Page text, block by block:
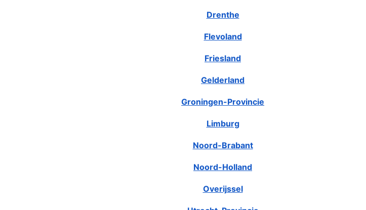
Drenthe
Flevoland
Friesland
Gelderland
Groningen-Provincie
Limburg
Noord-Brabant
Noord-Holland
Overijssel